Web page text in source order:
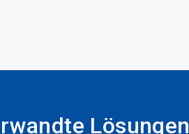
Lösungen